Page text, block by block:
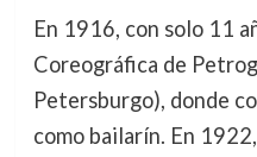
En 1916, con solo 11
Coreográfica de
Petersburgo), donde
como bailarín. En